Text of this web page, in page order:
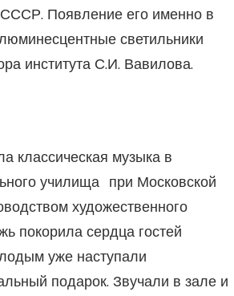
Появление его именно в
светильники
института С.И. Вавилова.
классическая музыка в
училища при Московской
художественного
покорила сердца гостей
уже наступали
подарок. Звучали в зале и